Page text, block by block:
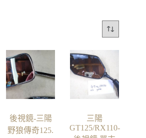
後視鏡-三陽
野狼傳奇125.
三陽
GT125/RX110-